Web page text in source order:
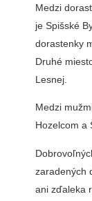
Medzi
je Spišské
dorastenky
Druhé
Lesnej.
Medzi
Hozelcom a
zaradených
ani zďaleka